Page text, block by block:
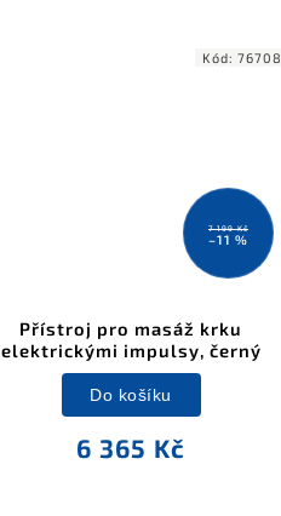
7 199 Kč
–11 %
Přístroj pro masáž krku
elektrickými impulsy, černý
6 365 Kč
Do košíku
Kód: 76708